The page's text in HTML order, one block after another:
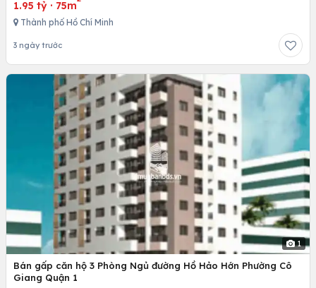
1.95 tỷ · 75m
Thành phố Hồ Chí Minh
3 ngày trước
1
Bán gấp căn hộ 3 Phòng Ngủ đường Hồ Hảo Hớn Phường Cô
Giang Quận 1